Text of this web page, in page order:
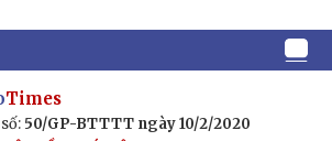
Times
50/GP-BTTTT ngày 10/2/2020